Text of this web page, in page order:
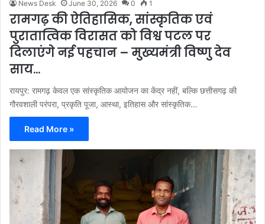
News Desk June 30, 2026 0 1
रामगढ़ की ऐतिहासिक, सांस्कृतिक एवं
पुरातात्विक विरासत को विश्व पटल पर
दिलाएंगे नई पहचान – मुख्यमंत्री विष्णु देव
साय…
रायपुर: रामगढ़ केवल एक सांस्कृतिक आयोजन का केंद्र नहीं, बल्कि छत्तीसगढ़ की
गौरवशाली परंपरा, प्रकृति पूजा, आस्था, इतिहास और सांस्कृतिक…
Read More »